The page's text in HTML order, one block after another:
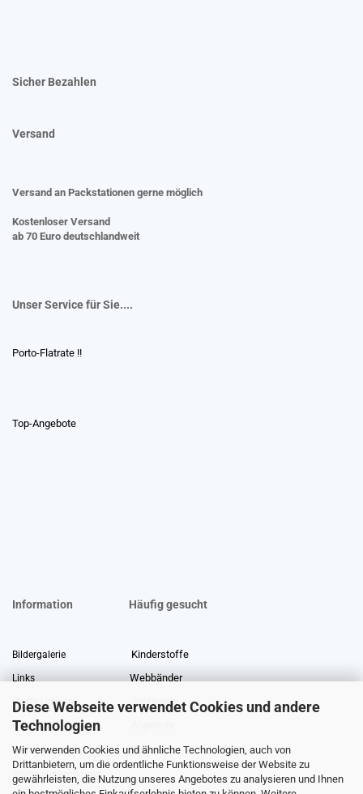
Diese Webseite verwendet Cookies und andere
Technologien
Wir verwenden Cookies und ähnliche Technologien, auch von
Drittanbietern, um die ordentliche Funktionsweise der Website zu
gewährleisten, die Nutzung unseres Angebotes zu analysieren und Ihnen
Sicher Bezahlen
Versand
Versand an Packstationen gerne möglich
Kostenloser Versand
ab 70 Euro deutschlandweit
Unser Service für Sie....
Porto-Flatrate !!
Top-Angebote
Information Häufig gesucht
Bildergalerie Kinderstoffe
Links Webbänder
Stoffe Lexikon Stoffreste
Über uns
Gewerberabatt Meterware
Stoffe auf Rechnung